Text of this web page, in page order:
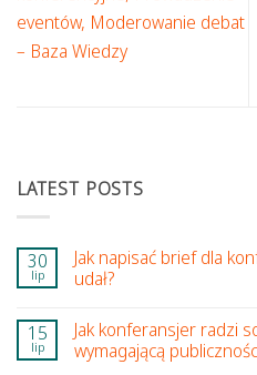
eventów, Moderowanie debat
– Baza Wiedzy
LATEST POSTS
30
lip
Jak napisać brief dla
udał?
15
lip
Jak konferansjer radzi
wymagającą